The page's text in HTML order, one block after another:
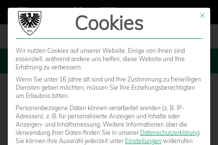
MENU
Mit
Cookies
Wir nutzen Cookies auf unserer Website. Einige von ihnen sind
essenziell, während andere uns helfen, diese Website und Ihre
Erfahrung zu verbessern.
Wenn Sie unter 16 Jahre alt sind und Ihre Zustimmung zu freiwilligen
Diensten geben möchten, müssen Sie Ihre Erziehungsberechtigten
um Erlaubnis bitten.
Personenbezogene Daten können verarbeitet werden (z. B. IP-
Adressen), z. B. für personalisierte Anzeigen und Inhalte oder
Anzeigen- und Inhaltsmessung. Weitere Informationen über die
Verwendung Ihrer Daten finden Sie in unserer Datenschutzerklärung.
Sie können Ihre Auswahl jederzeit unter Einstellungen widerrufen